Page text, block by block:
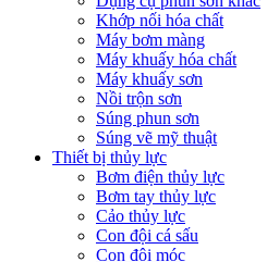
Khớp nối hóa chất
Máy bơm màng
Máy khuấy hóa chất
Máy khuấy sơn
Nồi trộn sơn
Súng phun sơn
Súng vẽ mỹ thuật
Thiết bị thủy lực
Bơm điện thủy lực
Bơm tay thủy lực
Cảo thủy lực
Con đội cá sấu
Con đội móc